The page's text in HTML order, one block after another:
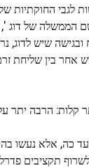
שיש לדוג,
אחר בין שליחת
קלות: הרבה יתר
כה, אלא נעשו
תקציבים